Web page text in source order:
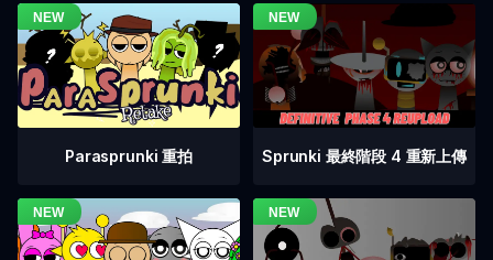
Parasprunki 重拍 Sprunki 最終階段 4 重新上傳